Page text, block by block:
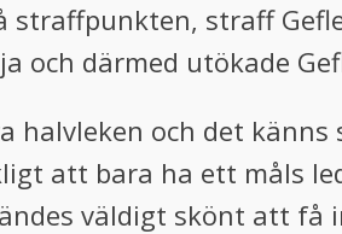
straff
och därmed utökade
halvleken och det
att bara ha ett måls
väldigt skönt att få